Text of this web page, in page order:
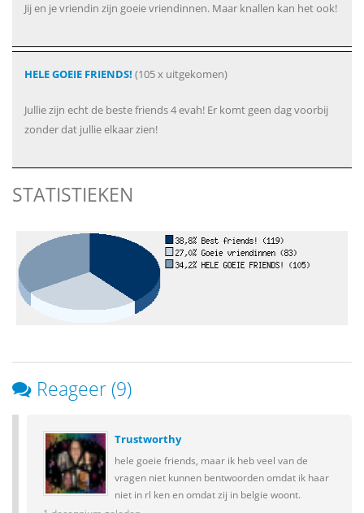
Jij en je vriendin zijn goeie vriendinnen. Maar knallen kan het ook!
HELE GOEIE FRIENDS! (105 x uitgekomen)
Jullie zijn echt de beste friends 4 evah! Er komt geen dag voorbij
zonder dat jullie elkaar zien!
STATISTIEKEN
Reageer (9)
Trustworthy
hele goeie friends, maar ik heb veel van de
vragen niet kunnen bentwoorden omdat ik haar
niet in rl ken en omdat zij in belgie woont.